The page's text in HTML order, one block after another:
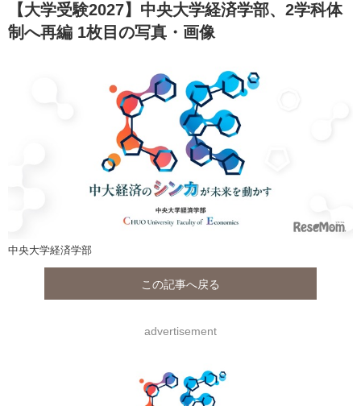
【大学受験2027】中央大学経済学部、2学科体
制へ再編 1枚目の写真・画像
中央大学経済学部
この記事へ戻る
advertisement